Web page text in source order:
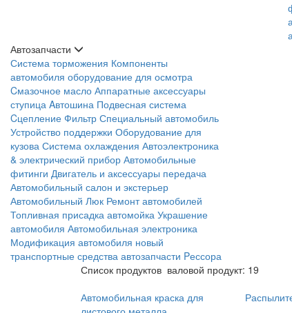
Автозапчасти
Система торможения Компоненты
автомобиля оборудование для осмотра
Cмазочное масло Аппаратные аксессуары
ступица Aвтошина Подвесная система
Cцепление Фильтр Специальный автомобиль
Устройство поддержки Оборудование для
кузова Система охлаждения Автоэлектроника
& электрический прибор Автомобильные
фитинги Двигатель и аксессуары передача
Автомобильный салон и экстерьер
Автомобильный Люк Ремонт автомобилей
Топливная присадка автомойка Украшение
автомобиля Автомобильная электроника
Модификация автомобиля новый
транспортные средства автозапчасти Pессора
Список продуктов валовой продукт: 19
Автомобильная краска для